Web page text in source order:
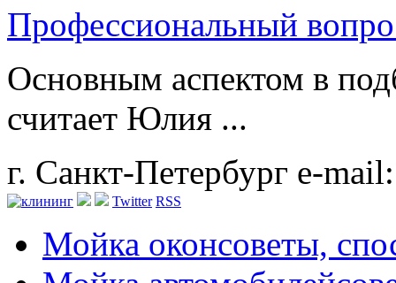
Профессиональный
Основным аспектом в
считает Юлия ...
г. Санкт-Петербург e-
Twitter RSS
Мойка оконсоветы,